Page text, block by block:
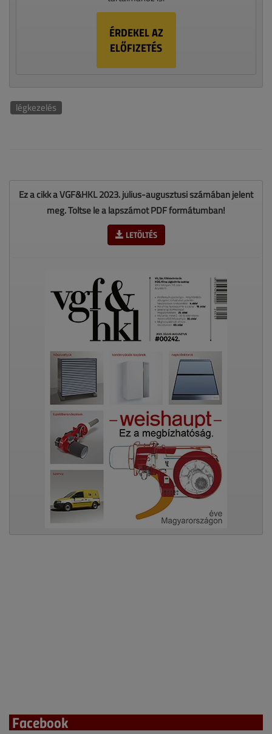
ÉRDEKEL AZ
ELŐFIZETÉS
légkezelés
Ez a cikk a VGF&HKL 2023. július-augusztusi számában jelent
meg. Töltse le a lapszámot PDF formátumban!
LETÖLTÉS
Facebook